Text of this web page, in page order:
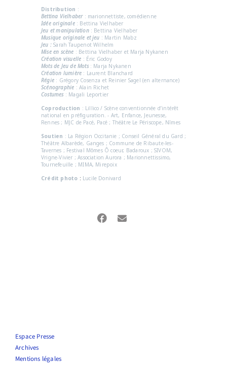
Distribution :
Bettina Vielhaber: marionnettiste, comédienne
Idée originale: Bettina Vielhaber
Jeu et manipulation: Bettina Vielhaber
Musique originale et jeu : Martin Mabz
Jeu :Sarah Taupenot Wilhelm
Mise en scène : Bettina Vielhaber et Marja Nykanen
Création visuelle : Éric Godoy
Mots de Jeu de Mots: Marja Nykanen
Création lumière : Laurent Blanchard
Régie : Grégory Cosenza et Reinier Sagel (en alternance)
Scénographie : Alain Richet
Costumes : Magali Leportier
Coproduction : Lillico / Scène conventionnée d’intérêt
national en préfiguration. - Art, Enfance, Jeunesse,
Rennes ; MJC de Pacé, Pacé ; Théâtre Le Périscope, Nîmes
Soutien : La Région Occitanie ; Conseil Général du Gard ;
Théâtre Albarède, Ganges ; Commune de Ribaute-les-
Tavernes ; Festival Mômes Ô coeur, Badaroux ; SIVOM,
Vrigne-Vivier ; Association Aurora ; Marionnettissimo,
Tournefeuille ; MIMA, Mirepoix
Crédit photo : Lucile Donivard
Espace Presse
Archives
Mentions légales